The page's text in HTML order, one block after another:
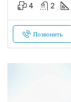
4 2
Позвонить